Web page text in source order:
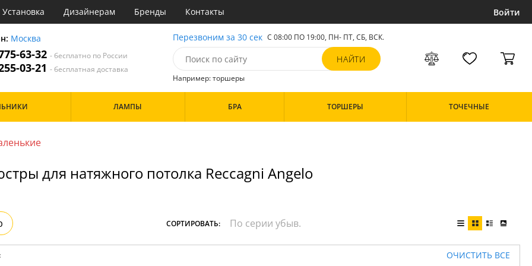
Установка Дизайнерам Бренды Контакты Войти
Москва
63-32- бесплатно по России
03-21- бесплатная доставка
Перезвоним за 30 сек С 08:00 ПО 19:00, ПН- ПТ, СБ, ВСК.
Например: торшеры
Золото
Дизайн/Форма
ЛАМПЫ БРА ТОРШЕРЫ ТОЧЕЧНЫЕ
для натяжного потолка Reccagni Angelo
СОРТИРОВАТЬ:
ОЧИСТИТЬ ВСЕ